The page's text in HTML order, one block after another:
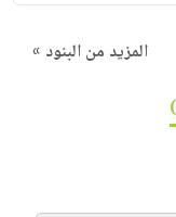
المزيد من البنود »